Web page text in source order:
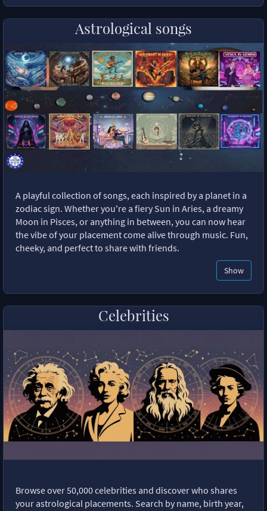
Astrological songs
A playful collection of songs, each inspired by a planet in a
zodiac sign. Whether you're a fiery Sun in Aries, a dreamy
Moon in Pisces, or anything in between, you can now hear
the vibe of your placement come alive through music. Fun,
cheeky, and perfect to share with friends.
Show
Celebrities
Browse over 50,000 celebrities and discover who shares
your astrological placements. Search by name, birth year,